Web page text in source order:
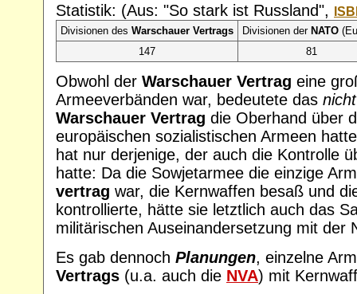
Statistik: (Aus: "So stark ist Russland",
Divisionen des Warschauer Vertrags Divisionen der NATO
147
81
Obwohl der Warschauer Vertrag eine
Armeeverbänden war, bedeutete das nicht
Warschauer Vertrag die Oberhand über
europäischen sozialistischen Armeen
hat nur derjenige, der auch die Kontrolle
hatte: Da die Sowjetarmee die einzige
vertrag war, die Kernwaffen besaß und
kontrollierte, hätte sie letztlich auch das
militärischen Auseinandersetzung mit der
Es gab dennoch Planungen, einzelne
Vertrags (u.a. auch die NVA) mit